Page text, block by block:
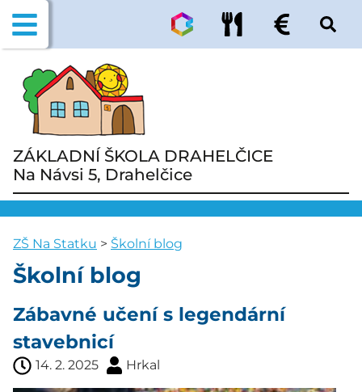
ZÁKLADNÍ ŠKOLA DRAHELČICE
Na Návsi 5, Drahelčice
ZŠ Na Statku > Školní blog
Školní blog
Zábavné učení s legendární
stavebnicí
14. 2. 2025 Hrkal